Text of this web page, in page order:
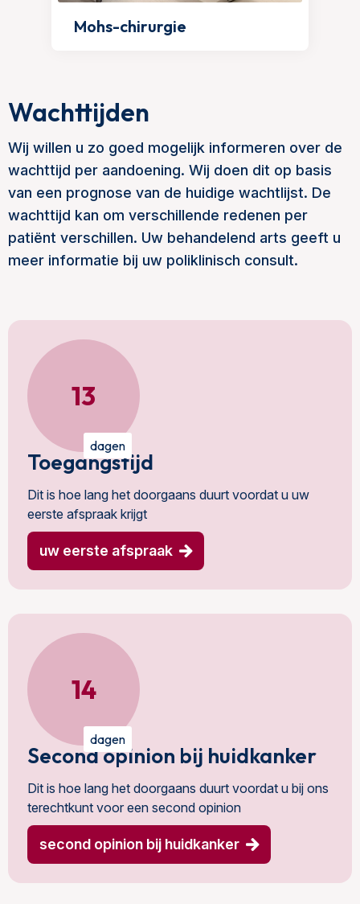
Mohs-chirurgie
Wachttijden
Wij willen u zo goed mogelijk informeren over de
wachttijd per aandoening. Wij doen dit op basis
van een prognose van de huidige wachtlijst. De
wachttijd kan om verschillende redenen per
patiënt verschillen. Uw behandelend arts geeft u
meer informatie bij uw poliklinisch consult.
13
dagen
Toegangstijd
Dit is hoe lang het doorgaans duurt voordat u uw
eerste afspraak krijgt
uw eerste afspraak
14
dagen
Second opinion bij huidkanker
Dit is hoe lang het doorgaans duurt voordat u bij ons
terechtkunt voor een second opinion
second opinion bij huidkanker